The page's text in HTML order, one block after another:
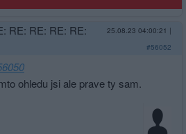
RE: RE: RE: RE:
25.08.23 04:00:21 |
#56052
ohledu jsi ale prave ty sam.